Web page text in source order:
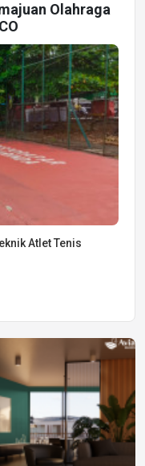
Olahraga
Atlet Tenis